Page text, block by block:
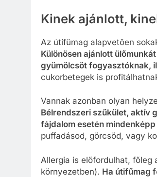
Kinek ajánlott,
Az útifűmag alapvetően
Különösen ajánlott
gyümölcsöt fogyasztóknak,
cukorbetegek is
Vannak azonban olyan
Bélrendszeri szűkület, aktív
fájdalom esetén
puffadásod, görcsöd, vagy
Allergia is előfordulhat, főleg
környezetben). Ha útifűmag